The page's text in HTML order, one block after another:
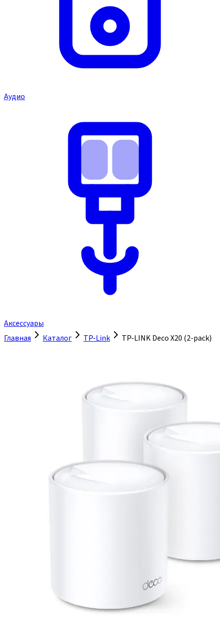
Аудио
Аксессуары
Главная
Каталог TP-Link TP-LINK Deco X20 (2-pack)